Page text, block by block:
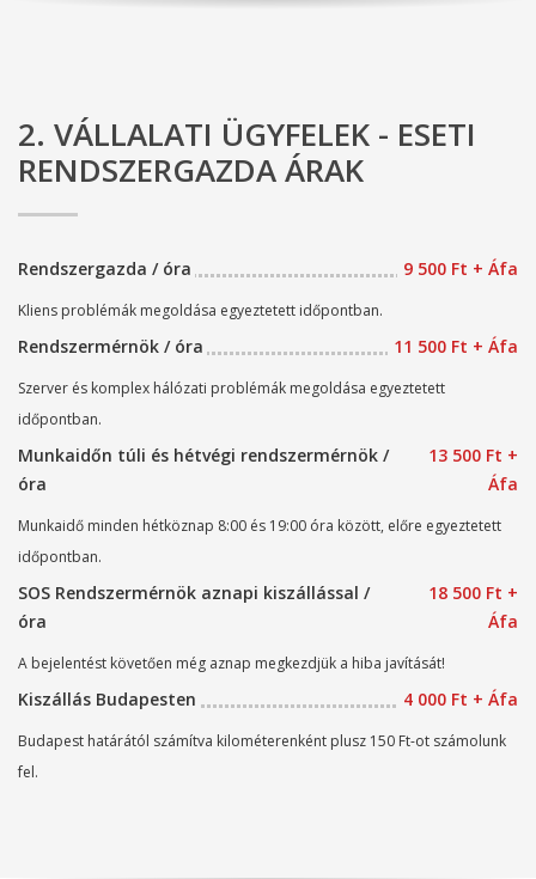
2. VÁLLALATI ÜGYFELEK - ESETI
RENDSZERGAZDA ÁRAK
Rendszergazda / óra 9 500 Ft + Áfa
Kliens problémák megoldása egyeztetett időpontban.
Rendszermérnök / óra 11 500 Ft + Áfa
Szerver és komplex hálózati problémák megoldása egyeztetett
időpontban.
Munkaidőn túli és hétvégi rendszermérnök /
óra
13 500 Ft +
Áfa
Munkaidő minden hétköznap 8:00 és 19:00 óra között, előre egyeztetett
időpontban.
SOS Rendszermérnök aznapi kiszállással /
óra
18 500 Ft +
Áfa
A bejelentést követően még aznap megkezdjük a hiba javítását!
Kiszállás Budapesten 4 000 Ft + Áfa
Budapest határától számítva kilométerenként plusz 150 Ft-ot számolunk
fel.